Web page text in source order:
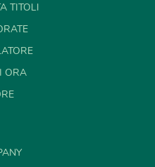
TITOLI
ORA